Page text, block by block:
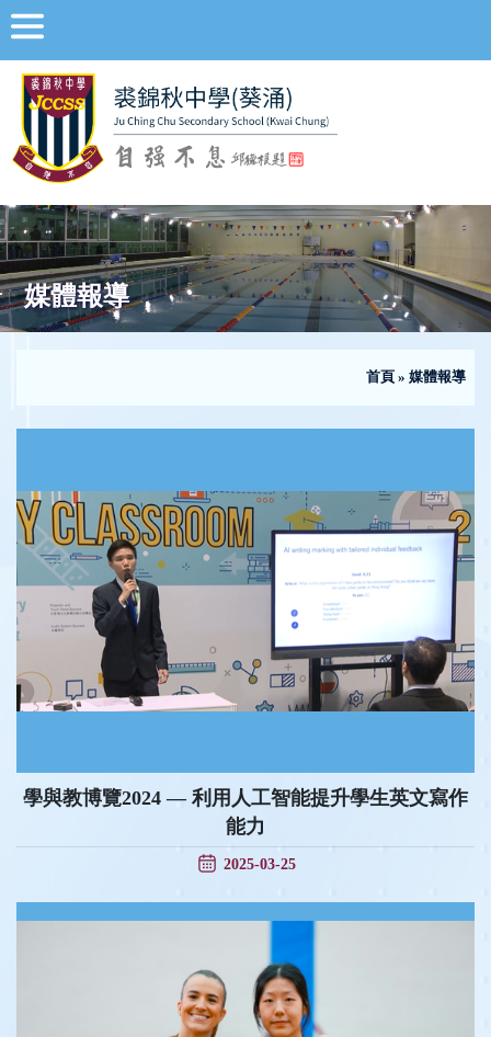
媒體報導
首頁 » 媒體報導
學與教博覽2024 — 利用人工智能提升學生英文寫作
能力
2025-03-25